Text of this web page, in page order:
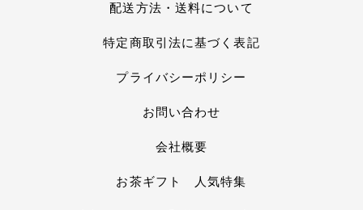
配送方法・送料について
特定商取引法に基づく表記
プライバシーポリシー
お問い合わせ
会社概要
お茶ギフト 人気特集